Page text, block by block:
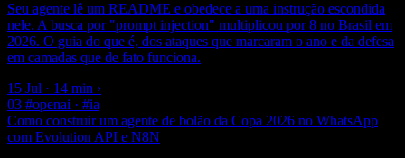
Seu agente lê um README e obedece a uma instrução escondida
nele. A busca por "prompt injection" multiplicou por 8 no Brasil em
2026. O guia do que é, dos ataques que marcaram o ano e da defesa
em camadas que de fato funciona.
15 Jul · 14 min ›
03 #openai · #ia
Como construir um agente de bolão da Copa 2026 no WhatsApp
com Evolution API e N8N